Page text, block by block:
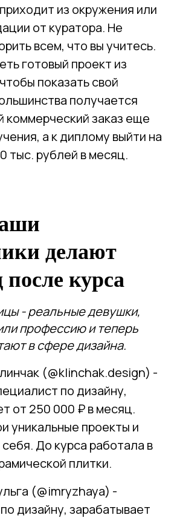
из окружения или
от куратора. Не
всем, что вы учитесь.
готовый проект из
показать свой
получается
коммерческий заказ еще
а к диплому выйти на
тыс. рублей в месяц.
делают
после курса
- реальные девушки,
профессию и теперь
в сфере дизайна.
(@klinchak.design) -
по дизайну,
от 250 000 ₽ в месяц.
уникальные проекты и
До курса работала в
плитки.
(@imryzhaya) -
дизайну, зарабатывает